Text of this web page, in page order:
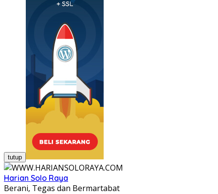
tutup
Harian Solo Raya
Berani, Tegas dan Bermartabat